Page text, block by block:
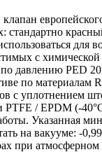
стандартно
для
с
давлению PED
по
с уплотнением
PTFE / EPDM (-
Указанная
на вакууме: -
при